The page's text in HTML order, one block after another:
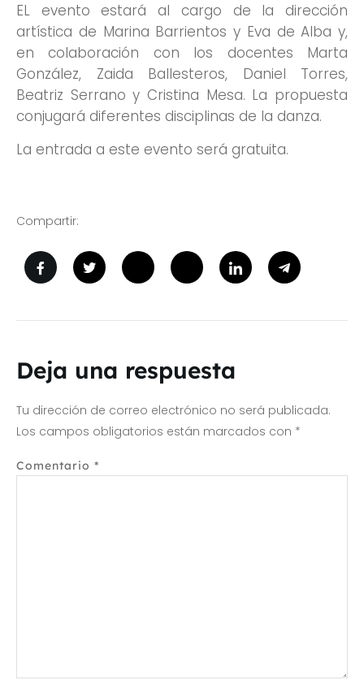
EL evento estará al cargo de la dirección
artística de Marina Barrientos y Eva de Alba y,
en colaboración con los docentes Marta
González, Zaida Ballesteros, Daniel Torres,
Beatriz Serrano y Cristina Mesa. La propuesta
conjugará diferentes disciplinas de la danza.
La entrada a este evento será gratuita.
Compartir:
Deja una respuesta
Tu dirección de correo electrónico no será publicada.
Los campos obligatorios están marcados con *
Comentario *